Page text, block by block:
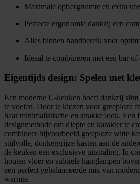
Maximale opbergruimte en extra
Perfecte ergonomie dankzij een
Alles binnen handbereik voor
Ideaal te combineren met een bar of
Eigentijds design: Spelen met
Een moderne U-keuken hoeft dankzij slim
te voelen. Door te kiezen voor greeploze
haar minimalistische en strakke look. Een
designmethode om diepte en karakter te
combineer bijvoorbeeld greeploze witte
stijlvolle, donkergrijze kasten aan de
de keuken een exclusieve uitstraling. In
houten vloer en subtiele hanglampen
een perfect gebalanceerde mix van
warmte.